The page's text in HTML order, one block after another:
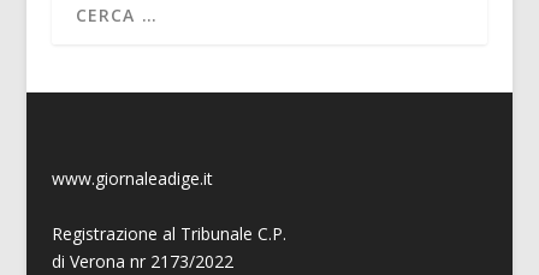
www.giornaleadige.it
Registrazione al Tribunale C.P.
di Verona nr 2173/2022